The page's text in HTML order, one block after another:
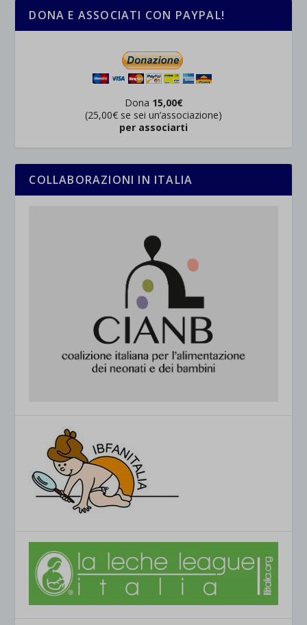
DONA E ASSOCIATI CON PAYPAL!
Dona 15,00€
(25,00€ se sei un’associazione)
per associarti
COLLABORAZIONI IN ITALIA